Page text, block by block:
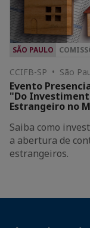
SÃO PAULO
CCIFB-SP • São
Evento
"Do
Estrangeiro no
Saiba como
a abertura de
estrangeiros.